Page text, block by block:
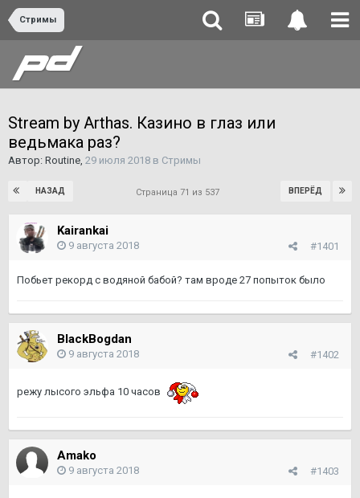
Стримы
Stream by Arthas. Казино в глаз или
ведьмака раз?
Автор: Routine, 29 июля 2018 в Стримы
НАЗАД ВПЕРЁД
Страница 71 из 537
Kairankai
#1401
9 августа 2018
Побьет рекорд с водяной бабой? там вроде 27 попыток было
BlackBogdan
#1402
9 августа 2018
режу лысого эльфа 10 часов
Amako
#1403
9 августа 2018